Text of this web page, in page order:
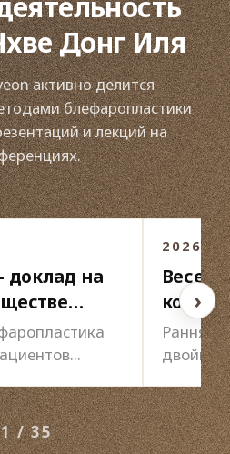
Донг Иля
активно делится
блефаропластики
и лекций на
›
3/3
доклад на
и
2026
Ранняя
двойном
1 / 35